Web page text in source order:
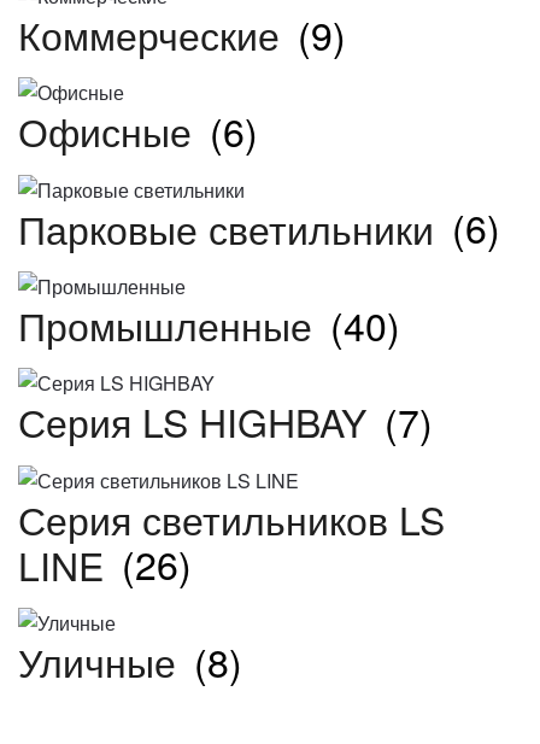
Коммерческие (9)
Офисные (6)
Парковые светильники (6)
Промышленные (40)
Серия LS HIGHBAY (7)
Серия светильников LS
LINE (26)
Уличные (8)